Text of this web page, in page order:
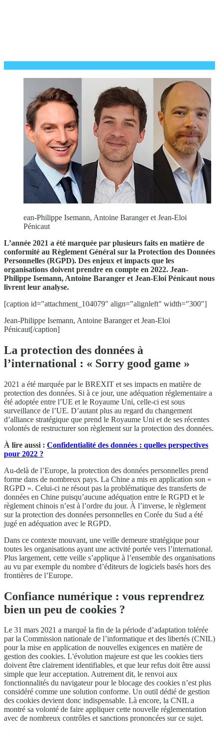
ean-Philippe Isemann, Antoine Baranger et Jean-Eloi
Pénicaut
L’année 2021 a été marquée par plusieurs faits en matière de
conformité au Règlement Général sur la Protection des Données
Personnelles (RGPD). Des enjeux et impacts que les
organisations doivent prendre en compte en 2022. Jean-
Philippe Isemann, Antoine Baranger et Jean-Eloi Pénicaut nous
livrent leur analyse.
[caption id="attachment_104079" align="alignleft" width="300"]
Jean-Philippe Isemann, Antoine Baranger et Jean-Eloi
Pénicaut[/caption]
La protection des données à
l’international : « Sorry good game »
2021 a été marquée par le BREXIT et ses impacts en matière de
protection des données. Si à ce jour, une adéquation réglementaire a
été adoptée entre l’UE et le Royaume Uni, celle-ci est sous
surveillance de l’UE. D’autant plus au regard du changement
d’alliance stratégique que prend le Royaume Uni et de ses récentes
volontés de restructurer son règlement sur la protection des données.
À lire aussi : Confidentialité des données : quelles perspectives
pour 2022 ?
Au-delà de l’Europe, la protection des données personnelles prend
forme dans de nombreux pays. La Chine a mis en application son «
RGPD ». Celui-ci ne résout pas la problématique des transferts de
données en Chine puisqu’aucune adéquation entre le RGPD et le
règlement chinois n’est à l’ordre du jour. À l’inverse, le règlement
sur la protection des données personnelles en Corée du Sud a été
jugé en adéquation avec le RGPD.
Dans ce contexte mouvant, une veille demeure stratégique pour
toutes les organisations ayant une activité portée vers l’international.
Plus largement, cette veille s’applique à l’ensemble des organisations
au vu par exemple du nombre d’éditeurs de logiciels basés hors des
frontières de l’Europe.
Confiance numérique : vous reprendrez
bien un peu de cookies ?
Le 31 mars 2021 a marqué la fin de la période d’adaptation tolérée
par la Commission nationale de l’informatique et des libertés (CNIL)
pour la mise en application de nouvelles exigences en matière de
gestion des cookies. L'évolution majeure est que les cookies tiers
doivent être clairement identifiables, et que leur refus doit être aussi
simple que leur acceptation. Autrement dit, le renvoi aux
fonctionnalités du navigateur pour le blocage des cookies n’est plus
considéré comme une solution conforme. Un outil dédié de gestion
des cookies devient donc indispensable. Là encore, la CNIL a
montré sa volonté de faire appliquer cette nouvelle réglementation
avec de nombreux contrôles et sanctions prononcées sur ce sujet.